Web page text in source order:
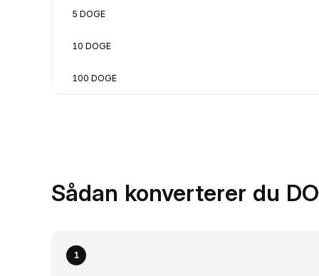
5 DOGE
10 DOGE
100 DOGE
Sådan konverterer du
1